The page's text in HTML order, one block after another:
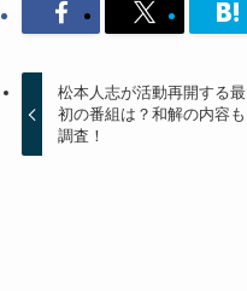
松本人志が活動再開する最
初の番組は？和解の内容も
調査！